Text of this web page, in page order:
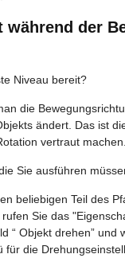
während der
Niveau bereit?
die
ändert. Das ist
vertraut machen.
Sie ausführen
beliebigen Teil des
Sie das
“ Objekt drehen” und
für die